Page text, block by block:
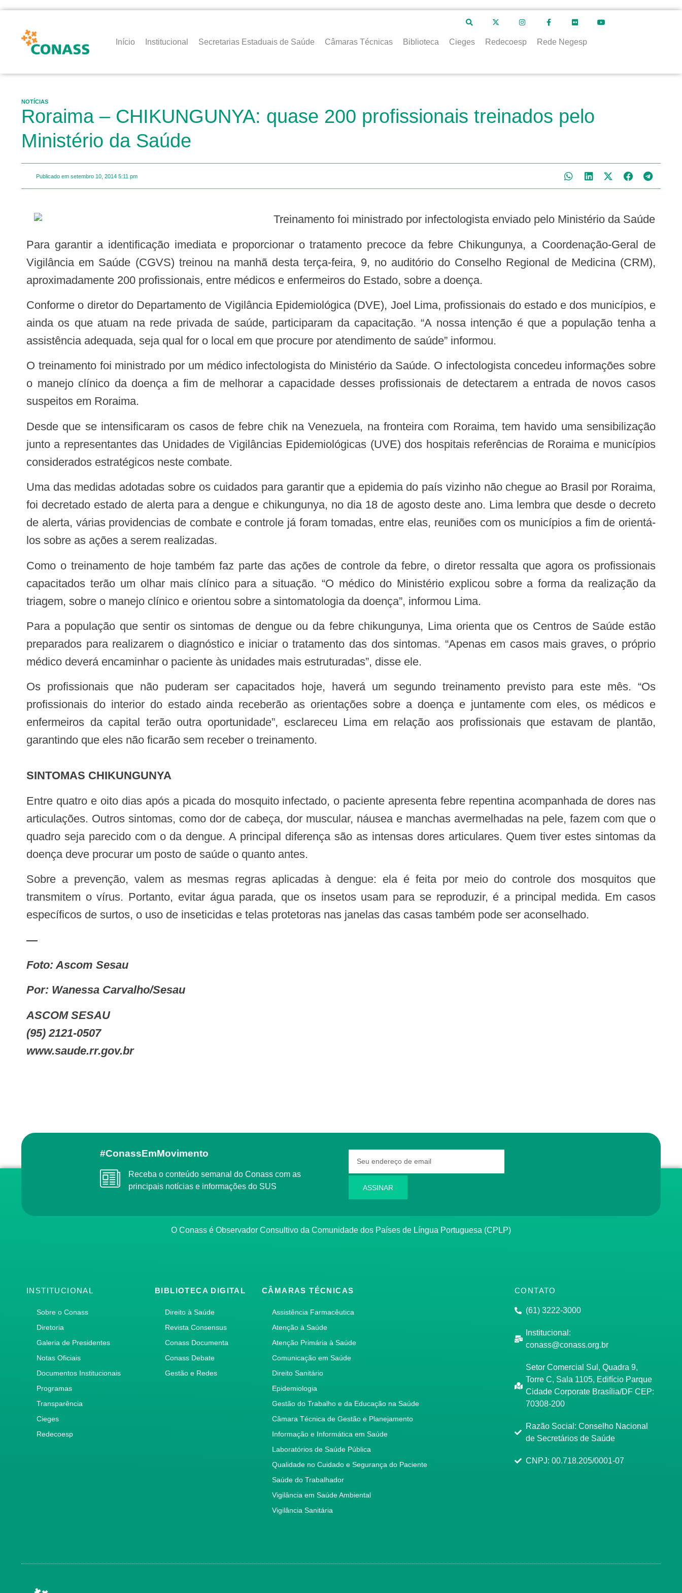
Início Institucional Secretarias Estaduais de Saúde Câmaras Técnicas Biblioteca Cieges Redecoesp Rede Negesp
NOTÍCIAS
Roraima – CHIKUNGUNYA: quase 200 profissionais treinados pelo
Ministério da Saúde
Publicado em setembro 10, 2014 5:11 pm
Treinamento foi ministrado por infectologista enviado pelo Ministério da Saúde
Para garantir a identificação imediata e proporcionar o tratamento precoce da febre Chikungunya, a Coordenação-Geral de
Vigilância em Saúde (CGVS) treinou na manhã desta terça-feira, 9, no auditório do Conselho Regional de Medicina (CRM),
aproximadamente 200 profissionais, entre médicos e enfermeiros do Estado, sobre a doença.
Conforme o diretor do Departamento de Vigilância Epidemiológica (DVE), Joel Lima, profissionais do estado e dos municípios, e
ainda os que atuam na rede privada de saúde, participaram da capacitação. “A nossa intenção é que a população tenha a
assistência adequada, seja qual for o local em que procure por atendimento de saúde” informou.
O treinamento foi ministrado por um médico infectologista do Ministério da Saúde. O infectologista concedeu informações sobre
o manejo clínico da doença a fim de melhorar a capacidade desses profissionais de detectarem a entrada de novos casos
suspeitos em Roraima.
Desde que se intensificaram os casos de febre chik na Venezuela, na fronteira com Roraima, tem havido uma sensibilização
junto a representantes das Unidades de Vigilâncias Epidemiológicas (UVE) dos hospitais referências de Roraima e municípios
considerados estratégicos neste combate.
Uma das medidas adotadas sobre os cuidados para garantir que a epidemia do país vizinho não chegue ao Brasil por Roraima,
foi decretado estado de alerta para a dengue e chikungunya, no dia 18 de agosto deste ano. Lima lembra que desde o decreto
de alerta, várias providencias de combate e controle já foram tomadas, entre elas, reuniões com os municípios a fim de orientá-
los sobre as ações a serem realizadas.
Como o treinamento de hoje também faz parte das ações de controle da febre, o diretor ressalta que agora os profissionais
capacitados terão um olhar mais clínico para a situação. “O médico do Ministério explicou sobre a forma da realização da
triagem, sobre o manejo clínico e orientou sobre a sintomatologia da doença”, informou Lima.
Para a população que sentir os sintomas de dengue ou da febre chikungunya, Lima orienta que os Centros de Saúde estão
preparados para realizarem o diagnóstico e iniciar o tratamento das dos sintomas. “Apenas em casos mais graves, o próprio
médico deverá encaminhar o paciente às unidades mais estruturadas”, disse ele.
Os profissionais que não puderam ser capacitados hoje, haverá um segundo treinamento previsto para este mês. “Os
profissionais do interior do estado ainda receberão as orientações sobre a doença e juntamente com eles, os médicos e
enfermeiros da capital terão outra oportunidade”, esclareceu Lima em relação aos profissionais que estavam de plantão,
garantindo que eles não ficarão sem receber o treinamento.
SINTOMAS CHIKUNGUNYA
Entre quatro e oito dias após a picada do mosquito infectado, o paciente apresenta febre repentina acompanhada de dores nas
articulações. Outros sintomas, como dor de cabeça, dor muscular, náusea e manchas avermelhadas na pele, fazem com que o
quadro seja parecido com o da dengue. A principal diferença são as intensas dores articulares. Quem tiver estes sintomas da
doença deve procurar um posto de saúde o quanto antes.
Sobre a prevenção, valem as mesmas regras aplicadas à dengue: ela é feita por meio do controle dos mosquitos que
transmitem o vírus. Portanto, evitar água parada, que os insetos usam para se reproduzir, é a principal medida. Em casos
específicos de surtos, o uso de inseticidas e telas protetoras nas janelas das casas também pode ser aconselhado.
—
Foto: Ascom Sesau
Por: Wanessa Carvalho/Sesau
ASCOM SESAU
(95) 2121-0507
www.saude.rr.gov.br
#ConassEmMovimento
Receba o conteúdo semanal do Conass com as
principais notícias e informações do SUS
ASSINAR
O Conass é Observador Consultivo da Comunidade dos Países de Língua Portuguesa (CPLP)
INSTITUCIONAL
Sobre o Conass
Diretoria
Galeria de Presidentes
Notas Oficiais
Documentos Institucionais
Programas
Transparência
Cieges
Redecoesp
BIBLIOTECA DIGITAL
Direito à Saúde
Revista Consensus
Conass Documenta
Conass Debate
Gestão e Redes
CÂMARAS TÉCNICAS
Assistência Farmacêutica
Atenção à Saúde
Atenção Primária à Saúde
Comunicação em Saúde
Direito Sanitário
Epidemiologia
Gestão do Trabalho e da Educação na Saúde
Câmara Técnica de Gestão e Planejamento
Informação e Informática em Saúde
Laboratórios de Saúde Pública
Qualidade no Cuidado e Segurança do Paciente
Saúde do Trabalhador
Vigilância em Saúde Ambiental
Vigilância Sanitária
CONTATO
(61) 3222-3000
Institucional:
conass@conass.org.br
Setor Comercial Sul, Quadra 9,
Torre C, Sala 1105, Edifício Parque
Cidade Corporate Brasília/DF CEP:
70308-200
Razão Social: Conselho Nacional
de Secretários de Saúde
CNPJ: 00.718.205/0001-07